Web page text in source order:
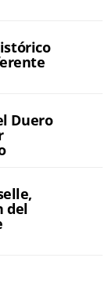
Duero
del